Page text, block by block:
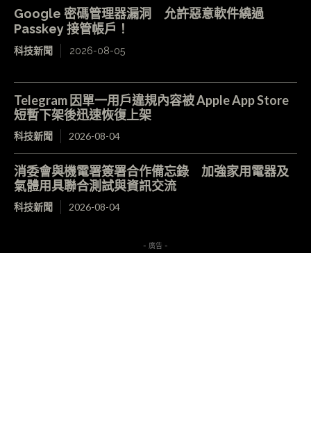
Google 密碼管理器漏洞 允許惡意軟件繞過
Passkey 接管帳戶！
科技新聞 2026-08-05
Telegram 因單一用戶違規內容被 Apple App Store
短暫下架後迅速恢復上架
科技新聞 2026-08-04
消委會與機電署簽署合作備忘錄 加強家用電器及
氣體用具聯合測試與資訊交流
科技新聞 2026-08-04
- 廣告 -